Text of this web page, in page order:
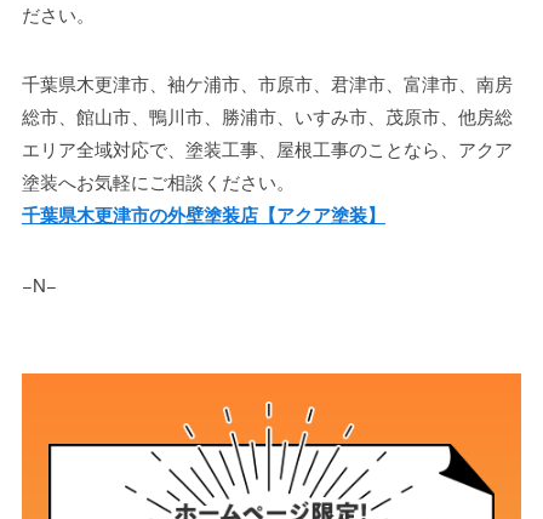
ださい。
千葉県木更津市、袖ケ浦市、市原市、君津市、富津市、南房
総市、館山市、鴨川市、勝浦市、いすみ市、茂原市、他房総
エリア全域対応で、塗装工事、屋根工事のことなら、アクア
塗装へお気軽にご相談ください。
千葉県木更津市の外壁塗装店【アクア塗装】
−N−